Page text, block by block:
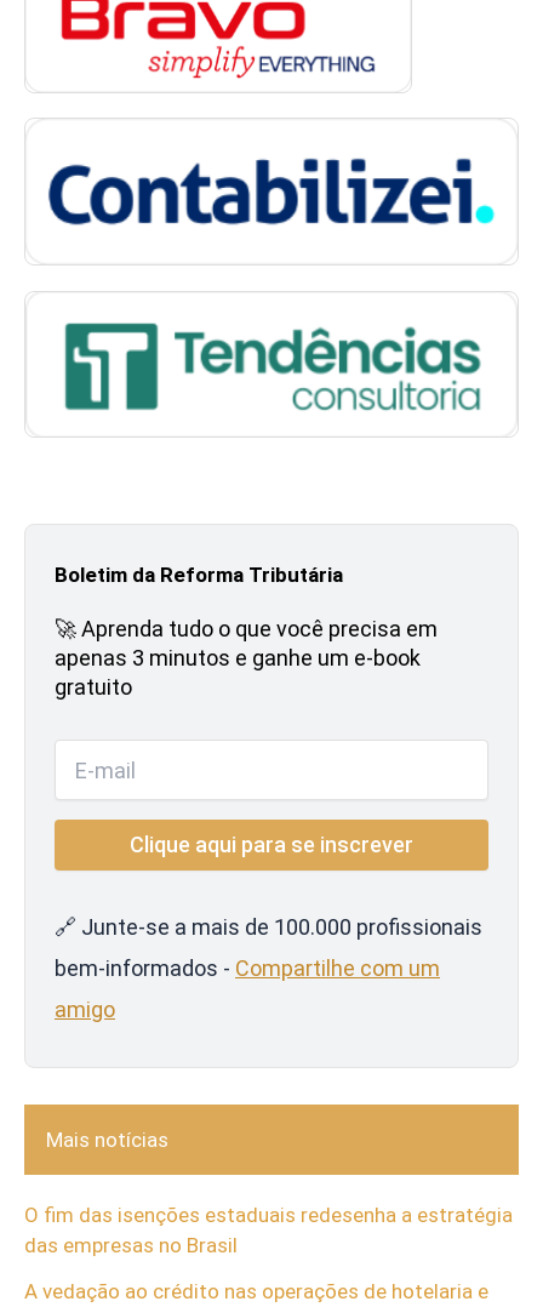
Boletim da Reforma Tributária
🚀 Aprenda tudo o que você precisa em
apenas 3 minutos e ganhe um e-book
gratuito
🔗 Junte-se a mais de 100.000 profissionais
bem-informados - Compartilhe com um
amigo
Mais notícias
O fim das isenções estaduais redesenha a estratégia
das empresas no Brasil
A vedação ao crédito nas operações de hotelaria e